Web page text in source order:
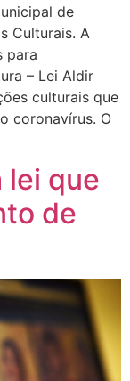
de
Culturais. A
para
– Lei Aldir
culturais que
coronavírus. O
lei que
de